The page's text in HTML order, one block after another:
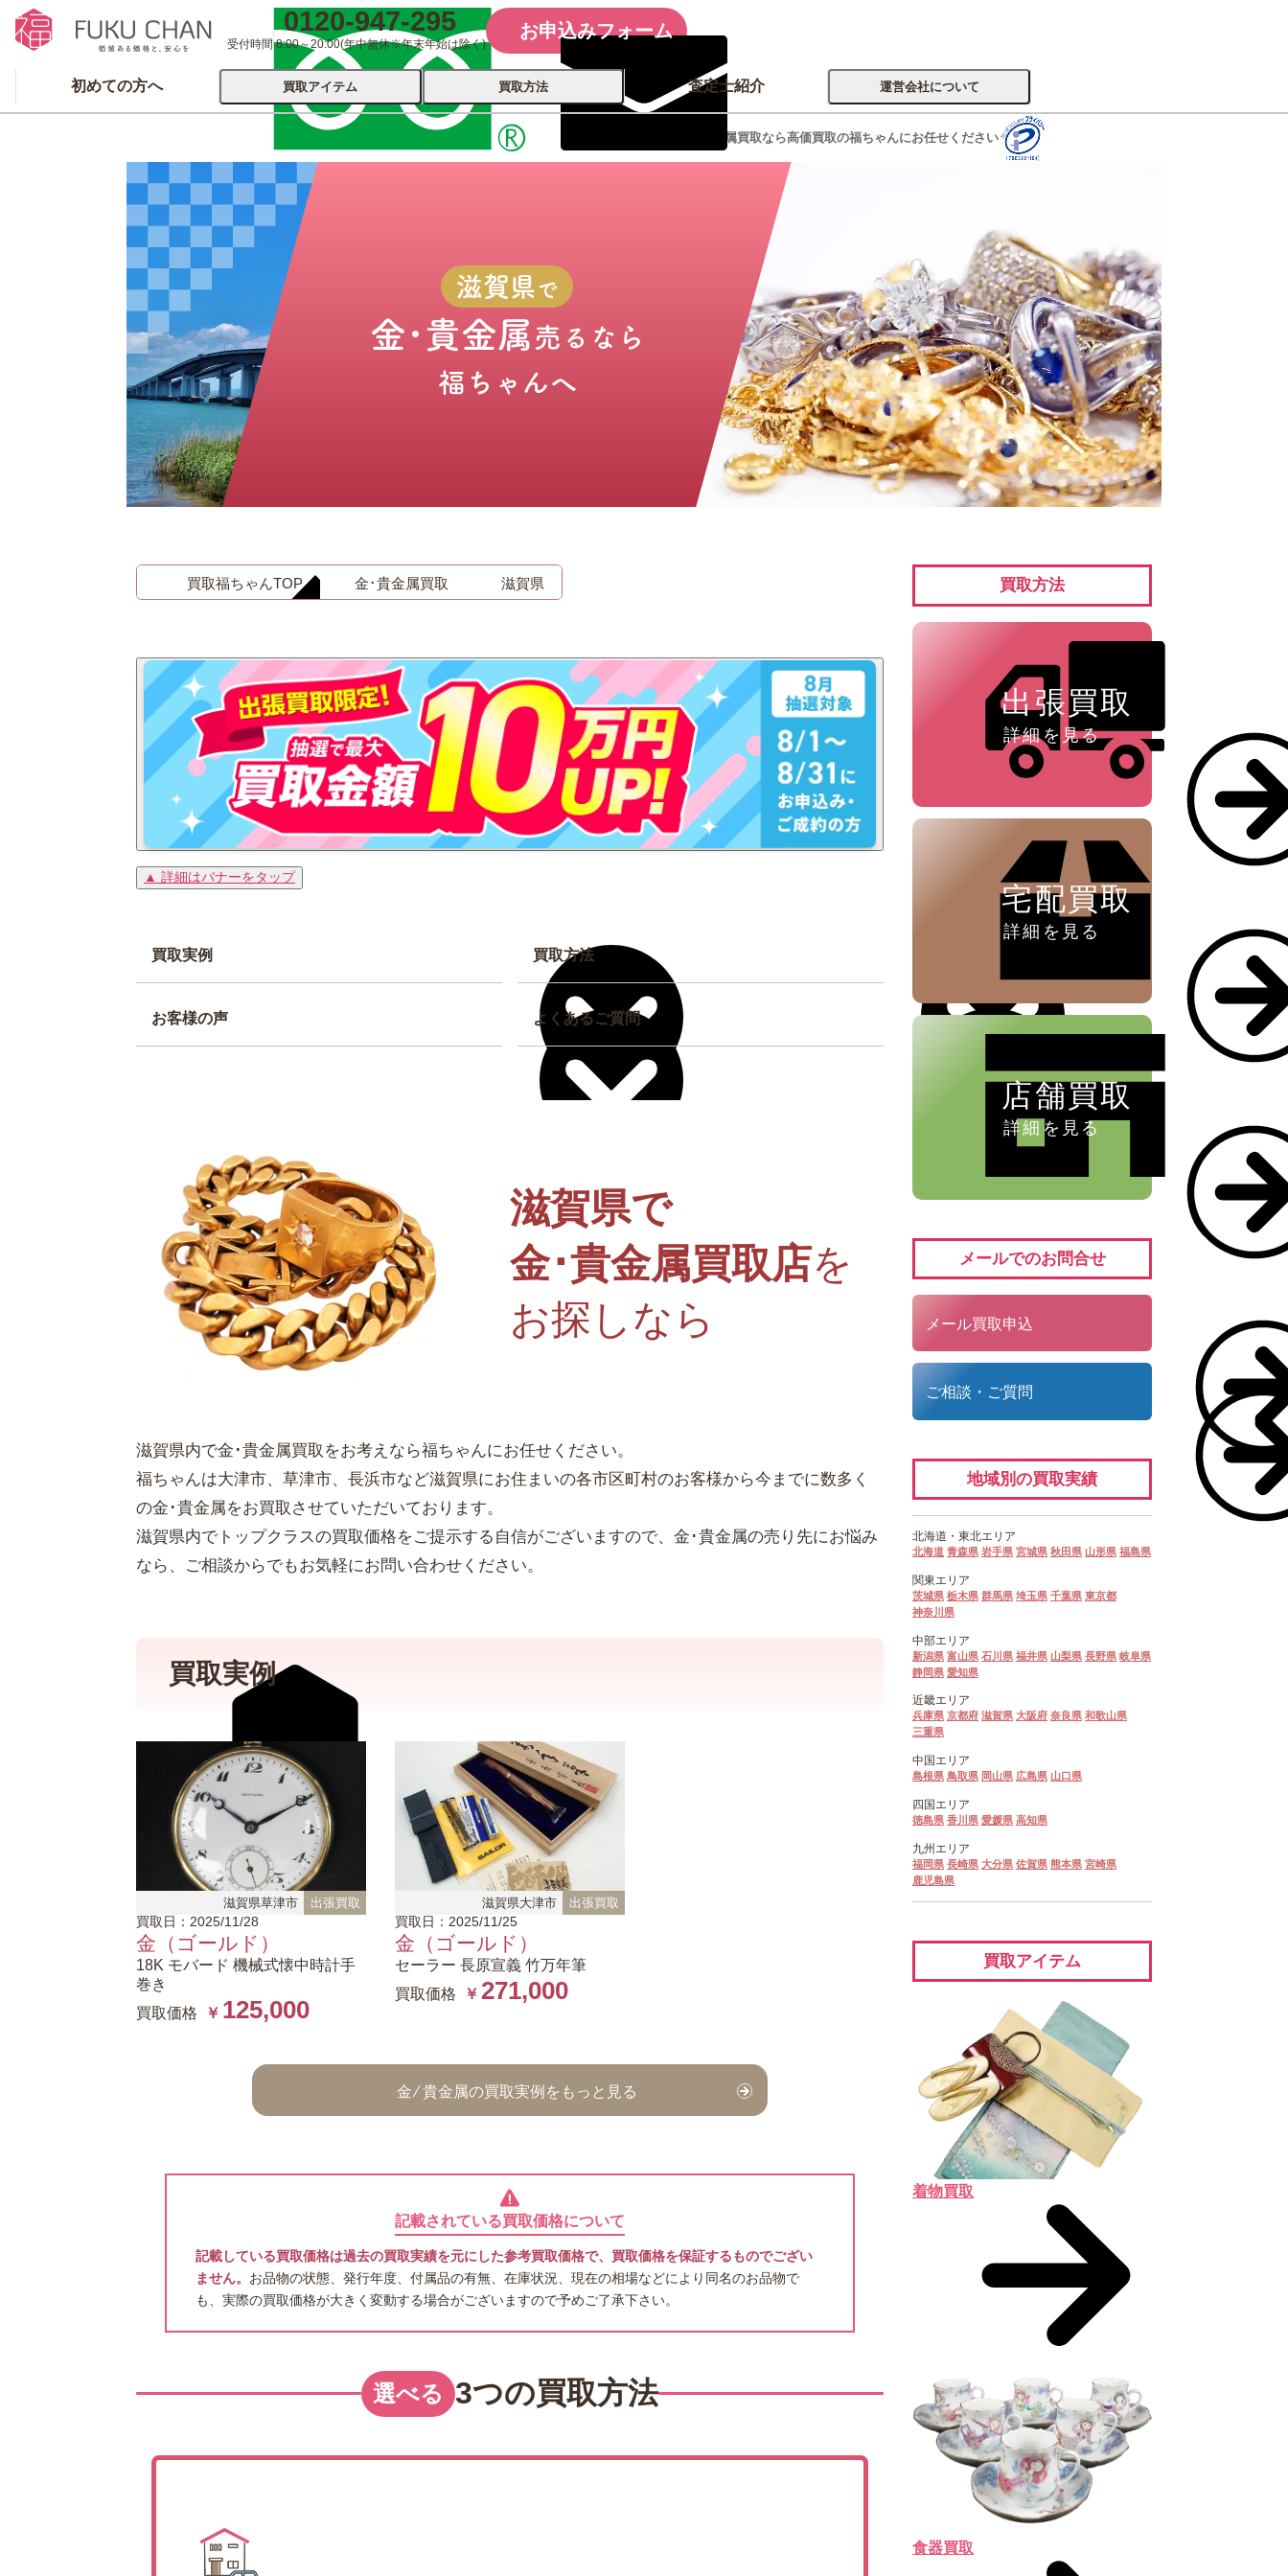
滋賀県の金･貴金属買取なら高価買取の福ちゃんにお任せください
0120-947-295
受付時間 8:00～20:00(年中無休※年末年始は除く)
お申込みフォーム
初めての方へ 買取アイテム
洋服
記念硬貨
骨董品 お酒 時計 毛皮
買取方法
店舗買取
査定士紹介 運営会社について
運営会社について 会社概要 コーポレートサイトへ
滋賀県 で
金･貴金属 売るなら
福ちゃんへ
買取福ちゃんTOP 金･貴金属買取 滋賀県
▲ 詳細はバナーをタップ
買取実例 買取方法
お客様の声 よくあるご質問
滋賀県で
金･貴金属買取店を
お探しなら
滋賀県内で金･貴金属買取をお考えなら福ちゃんにお任せください。
福ちゃんは大津市、草津市、長浜市など滋賀県にお住まいの各市区町村のお客様から今までに数多く
の金･貴金属をお買取させていただいております。
滋賀県内でトップクラスの買取価格をご提示する自信がございますので、金･貴金属の売り先にお悩み
なら、ご相談からでもお気軽にお問い合わせください。
買取実例
滋賀県草津市
出張買取
買取日：2025/11/28
金（ゴールド）
18K モバード 機械式懐中時計手
巻き
買取価格
￥ 125,000
滋賀県大津市
出張買取
買取日：2025/11/25
金（ゴールド）
セーラー 長原宣義 竹万年筆
買取価格
￥ 271,000
金 ⁄ 貴金属の買取実例をもっと見る
記載されている買取価格について
記載している買取価格は過去の買取実績を元にした参考買取価格で、買取価格を保証するものでござい
ません。 お品物の状態、発行年度、付属品の有無、在庫状況、現在の相場などにより同名のお品物で
も、実際の買取価格が大きく変動する場合がございますので予めご了承下さい。
選べる 3つの買取方法
買取方法
出張買取
詳細を見る
宅配買取
詳細を見る
店舗買取
詳細を見る
メールでのお問合せ
メール買取申込
ご相談・ご質問
地域別の買取実績
北海道・ 東北エリア
北海道 青森県 岩手県 宮城県 秋田県 山形県 福島県
関東エリア
茨城県 栃木県 群馬県 埼玉県 千葉県 東京都
神奈川県
中部エリア
新潟県 富山県 石川県 福井県 山梨県 長野県 岐阜県
静岡県 愛知県
近畿エリア
兵庫県 京都府 滋賀県 大阪府 奈良県 和歌山県
三重県
中国エリア
島根県 鳥取県 岡山県 広島県 山口県
四国エリア
徳島県 香川県 愛媛県 高知県
九州エリア
福岡県 長崎県 大分県 佐賀県 熊本県 宮崎県
鹿児島県
買取アイテム
着物買取
食器買取